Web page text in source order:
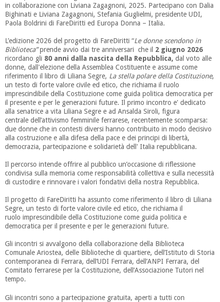
in collaborazione con Liviana Zagagnoni, 2025. Partecipano con Dalia
Bighinati e Liviana Zagagnoni, Stefania Guglielmi, presidente UDI,
Paola Boldrini di FareDiritti ed Europa Donna – Italia.
L’edizione 2026 del progetto di FareDiritti “Le donne scendono in
Biblioteca”prende avvio dai tre anniversari che il 2 giugno 2026
ricordano gli 80 anni dalla nascita della Repubblica, dal voto alle
donne, dall'elezione della Assemblea Costituente e assume come
riferimento il libro di Liliana Segre, La stella polare della Costituzione,
un testo di forte valore civile ed etico, che richiama il ruolo
imprescindibile della Costituzione come guida politica democratica per
il presente e per le generazioni future. Il primo incontro e' dedicato
alla senatrice a vita Liliana Segre e ad Ansalda Siroli, figura
centrale dell’attivismo femminile ferrarese, recentemente scomparsa:
due donne che in contesti diversi hanno contribuito in modo decisivo
alla costruzione e alla difesa della pace e dei principi di libertà,
democrazia, partecipazione e solidarietà dell' Italia repubblicana.
Il percorso intende offrire al pubblico un’occasione di riflessione
condivisa sulla memoria come responsabilità collettiva e sulla necessità
di custodire e rinnovare i valori fondativi della nostra Repubblica.
Il progetto di FareDiritti ha assunto come riferimento il libro di Liliana
Segre, un testo di forte valore civile ed etico, che richiama il
ruolo imprescindibile della Costituzione come guida politica e
democratica per il presente e per le generazioni future.
Gli incontri si avvalgono della collaborazione della Biblioteca
Comunale Ariostea, delle Biblioteche di quartiere, dell’Istituto di Storia
contemporanea di Ferrara, dell’UDI Ferrara, dell’ANPI Ferrara, del
Comitato ferrarese per la Costituzione, dell’Associazione Tutori nel
tempo.
Gli incontri sono a partecipazione gratuita, aperti a tutti con